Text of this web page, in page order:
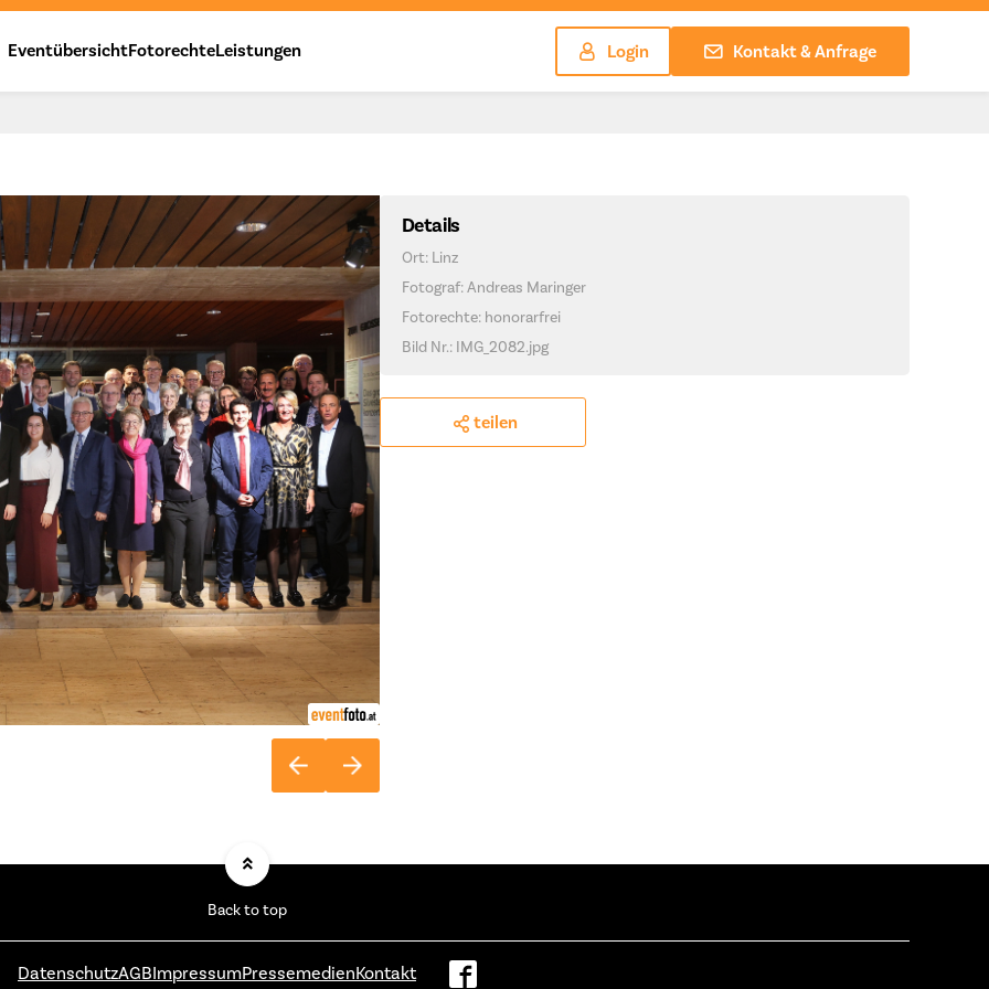
EventübersichtFotorechteLeistungen Login Kontakt & Anfrage
Details
Ort: Linz
Fotograf: Andreas Maringer
Fotorechte: honorarfrei
Bild Nr.: IMG_2082.jpg
teilen
Back to top
DatenschutzAGBImpressumPressemedienKontakt